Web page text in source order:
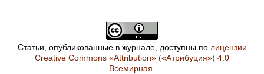
Статьи, опубликованные в журнале, доступны по лицензии
Creative Commons «Attribution» («Атрибуция») 4.0
Всемирная.